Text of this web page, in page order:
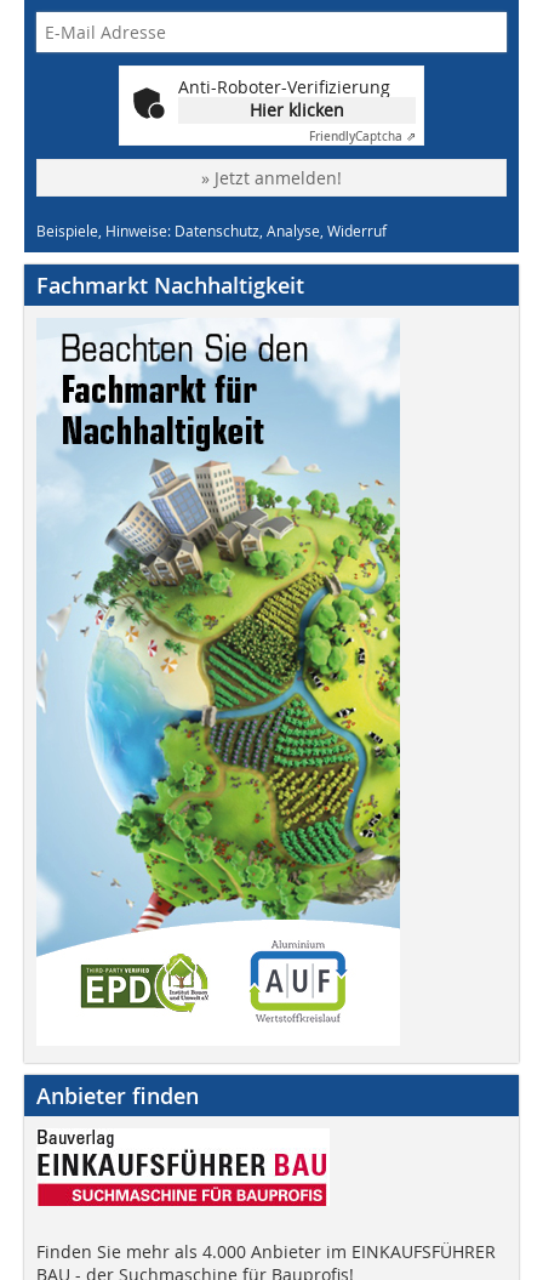
Anti-Roboter-Verifizierung
Hier klicken
FriendlyCaptcha ⇗
» Jetzt anmelden!
Beispiele, Hinweise: Datenschutz, Analyse, Widerruf
Fachmarkt Nachhaltigkeit
Anbieter finden
Finden Sie mehr als 4.000 Anbieter im EINKAUFSFÜHRER
BAU - der Suchmaschine für Bauprofis!